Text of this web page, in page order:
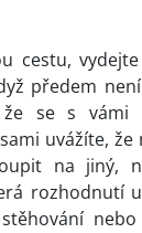
cestu,
předem
že se s vámi
uvážíte, že
na jiný,
rozhodnutí